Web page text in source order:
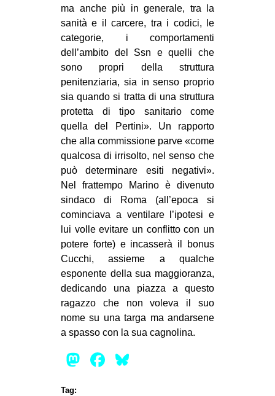
ma anche più in generale, tra la
sanità e il carcere, tra i codici, le
categorie, i comportamenti
dell’ambito del Ssn e quelli che
sono propri della struttura
penitenziaria, sia in senso proprio
sia quando si tratta di una struttura
protetta di tipo sanitario come
quella del Pertini». Un rapporto
che alla commissione parve «come
qualcosa di irrisolto, nel senso che
può determinare esiti negativi».
Nel frattempo Marino è divenuto
sindaco di Roma (all’epoca si
cominciava a ventilare l’ipotesi e
lui volle evitare un conflitto con un
potere forte) e incasserà il bonus
Cucchi, assieme a qualche
esponente della sua maggioranza,
dedicando una piazza a questo
ragazzo che non voleva il suo
nome su una targa ma andarsene
a spasso con la sua cagnolina.
Mastodon
Facebook
Tag: